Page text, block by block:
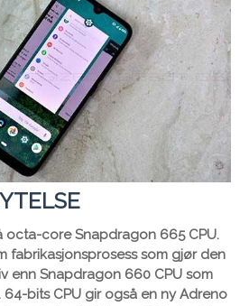
octa-core Snapdragon 665 CPU.
fabrikasjonsprosess som gjør den
enn Snapdragon 660 CPU som
64-bits CPU gir også en ny Adreno